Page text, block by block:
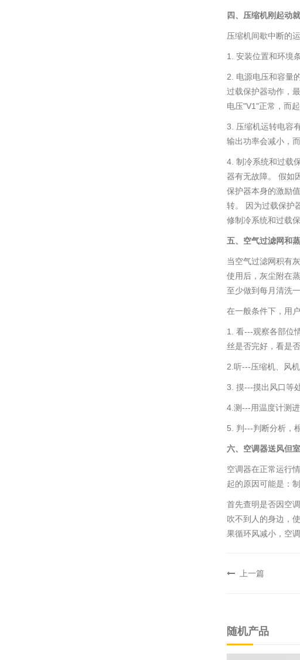
四、压缩机刚起动
压缩机间歇中断的
1. 安装位置和环境
2. 电源电压和容量
过载保护器动作，
电压"V1"正常，而
3. 压缩机运转电容
输出功率会减小，
4. 制冷系统和过载
器有无故障。 假如
保护器本身的激励
转。 因为过载保护
修制冷系统和过载
五、空气过滤网和
当空气过滤网积有
使用后，灰尘附在
至少做到每月清洗
在一般条件下，用
1. 看---观察各部位
丝是否完好，看是
2.听---压缩机、风
3. 摸---摸出风口等
4.测---用温度计测
5. 判---判断分析，
六、空调器送风但
空调器在正常运行
起的原因可能是：
首先查明是否因空
吹不到人的身边，
果循环风减小，空
上一篇
随机产品